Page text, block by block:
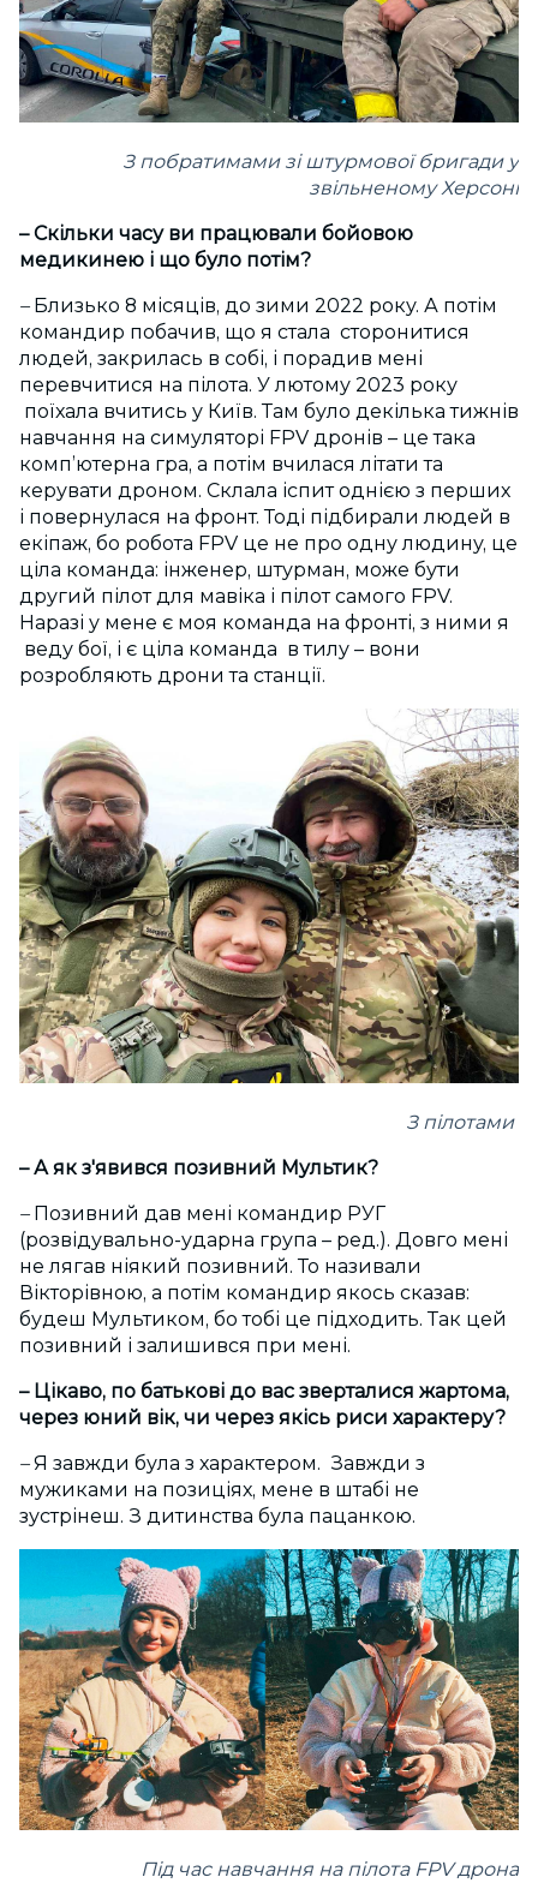
З побратимами зі штурмової бригади у
звільненому Херсоні
– Скільки часу ви працювали бойовою
медикинею і що було потім?
– Близько 8 місяців, до зими 2022 року. А потім
командир побачив, що я стала сторонитися
людей, закрилась в собі, і порадив мені
перевчитися на пілота. У лютому 2023 року
поїхала вчитись у Київ. Там було декілька тижнів
навчання на симуляторі FPV дронів – це така
компʼютерна гра, а потім вчилася літати та
керувати дроном. Склала іспит однією з перших
і повернулася на фронт. Тоді підбирали людей в
екіпаж, бо робота FPV це не про одну людину, це
ціла команда: інженер, штурман, може бути
другий пілот для мавіка і пілот самого FPV.
Наразі у мене є моя команда на фронті, з ними я
веду бої, і є ціла команда в тилу – вони
розробляють дрони та станції.
З пілотами
– А як з'явився позивний Мультик?
– Позивний дав мені командир РУГ
(розвідувально-ударна група – ред.). Довго мені
не лягав ніякий позивний. То називали
Вікторівною, а потім командир якось сказав:
будеш Мультиком, бо тобі це підходить. Так цей
позивний і залишився при мені.
– Цікаво, по батькові до вас зверталися жартома,
через юний вік, чи через якісь риси характеру?
–Я завжди була з характером. Завжди з
мужиками на позиціях, мене в штабі не
зустрінеш. З дитинства була пацанкою.
Під час навчання на пілота FPV дрона